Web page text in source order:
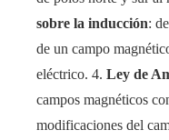
sobre la inducción:
de un campo
eléctrico. 4. Ley de
campos magnéticos
modificaciones del